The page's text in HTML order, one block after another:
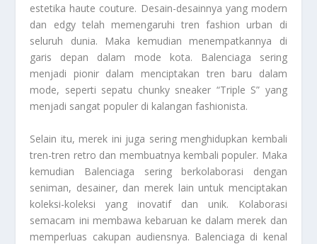
estetika haute couture. Desain-desainnya yang modern
dan edgy telah memengaruhi tren fashion urban di
seluruh dunia. Maka kemudian menempatkannya di
garis depan dalam mode kota. Balenciaga sering
menjadi pionir dalam menciptakan tren baru dalam
mode, seperti sepatu chunky sneaker “Triple S” yang
menjadi sangat populer di kalangan fashionista.
Selain itu, merek ini juga sering menghidupkan kembali
tren-tren retro dan membuatnya kembali populer. Maka
kemudian Balenciaga sering berkolaborasi dengan
seniman, desainer, dan merek lain untuk menciptakan
koleksi-koleksi yang inovatif dan unik. Kolaborasi
semacam ini membawa kebaruan ke dalam merek dan
memperluas cakupan audiensnya. Balenciaga di kenal